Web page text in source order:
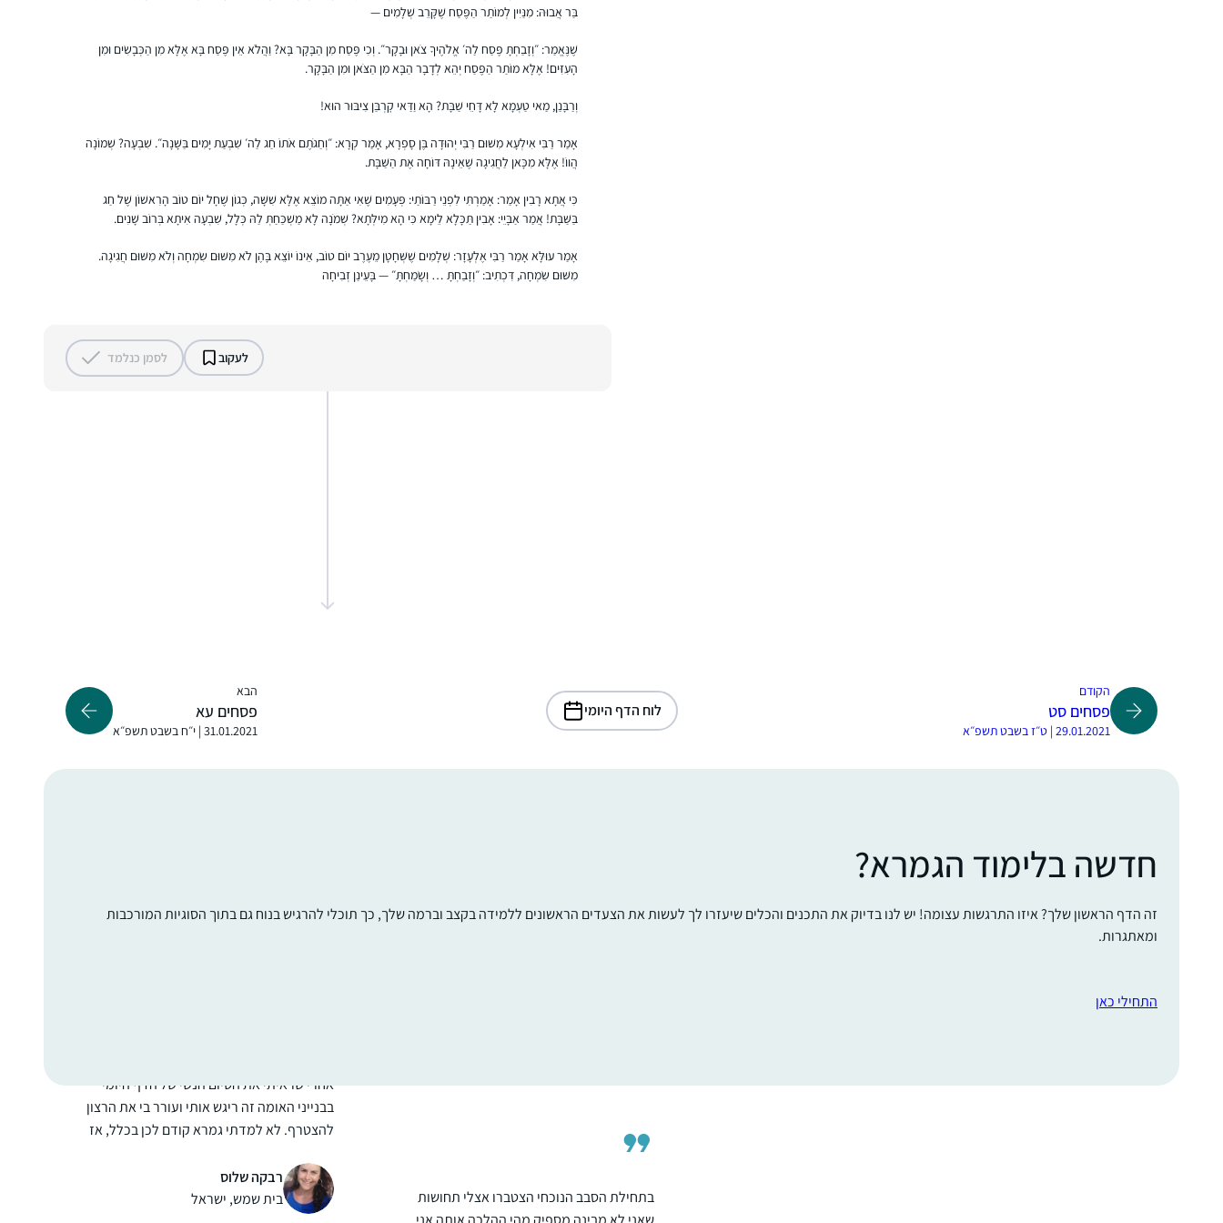
בַּר אֲבוּהּ: מִנַּיִין לְמוֹתַר הַפֶּסַח שֶׁקָּרֵב שְׁלָמִים —
שֶׁנֶּאֱמַר: ״וְזָבַחְתָּ פֶּסַח לַה׳ אֱלֹהֶיךָ צֹאן וּבָקָר״. וְכִי פֶּסַח מִן הַבָּקָר בָּא? וַהֲלֹא אֵין פֶּסַח בָּא אֶלָּא מִן הַכְּבָשִׂים וּמִן
הָעִזִּים! אֶלָּא מוֹתַר הַפֶּסַח יְהֵא לְדָבָר הַבָּא מִן הַצֹּאן וּמִן הַבָּקָר.
וְרַבָּנַן, מַאי טַעְמָא לָא דָּחֵי שַׁבָּת? הָא וַדַּאי קׇרְבַּן צִיבּוּר הוּא!
אָמַר רַבִּי אִילְעָא מִשּׁוּם רַבִּי יְהוּדָה בֶּן סָפְרָא, אָמַר קְרָא: ״וְחַגֹּתֶם אֹתוֹ חַג לַה׳ שִׁבְעַת יָמִים בַּשָּׁנָה״. שִׁבְעָה? שְׁמוֹנָה
הֲווֹ! אֶלָּא מִכָּאן לַחֲגִיגָה שֶׁאֵינָהּ דּוֹחָה אֶת הַשַּׁבָּת.
כִּי אֲתָא רָבִין אָמַר: אָמַרְתִּי לִפְנֵי רַבּוֹתַי: פְּעָמִים שֶׁאִי אַתָּה מוֹצֵא אֶלָּא שִׁשָּׁה, כְּגוֹן שֶׁחָל יוֹם טוֹב הָרִאשׁוֹן שֶׁל חַג
בַּשַּׁבָּת! אֲמַר אַבָּיֵי: אָבִין תַּכָּלָא לֵימָא כִּי הָא מִילְּתָא? שְׁמֹנָה לָא מַשְׁכַּחַתְּ לַהּ כְּלָל, שִׁבְעָה אִיתָא בְּרוֹב שָׁנִים.
אָמַר עוּלָּא אָמַר רַבִּי אֶלְעָזָר: שְׁלָמִים שֶׁשְּׁחָטָן מֵעֶרֶב יוֹם טוֹב, אֵינוֹ יוֹצֵא בָּהֶן לֹא מִשּׁוּם שִׂמְחָה וְלֹא מִשּׁוּם חֲגִיגָה.
מִשּׁוּם שִׂמְחָה, דִּכְתִיב: ״וְזָבַחְתָּ … וְשָׂמַחְתָּ״ — בָּעֵינַן זְבִיחָה
לעקוב לסמן כנלמד
הקודם
פסחים סט
29.01.2021 | ט״ז בשבט תשפ״א
לוח הדף היומי
הבא
פסחים עא
31.01.2021 | י״ח בשבט תשפ״א
חדשה בלימוד הגמרא?
זה הדף הראשון שלך? איזו התרגשות עצומה! יש לנו בדיוק את התכנים והכלים שיעזרו לך לעשות את הצעדים הראשונים ללמידה בקצב וברמה שלך, כך תוכלי להרגיש בנוח גם בתוך הסוגיות המורכבות
ומאתגרות.
התחילי כאן
התחלתי להשתתף בשיעור נשים פעם בשבוע,
בתחילת הסבב הנוכחי הצטברו אצלי תחושות
אחרי שראיתי את הסיום הנשי של הדף היומי
בבנייני האומה זה ריגש אותי ועורר בי את הרצון
להצטרף. לא למדתי גמרא קודם לכן בכלל, אז
מהשיעורים פה בהדרן, בשוטנשטיין או בחוברות
ושיננתם.
רבקה שלוס
בית שמש, ישראל
אלי וכשהתחלנו פסחים הרב דני פתח לנו שעור
עתניאל, ישראל
שלי ממש.
וחשוב אך נעלם ממני. הלימוד מעניק אתגר
וסיפוק ומעמיק את תחושת השייכות שלי לתורה
רות עגיב
עלי זהב – לשם, ישראל
מוריה תעסן מיכאלי